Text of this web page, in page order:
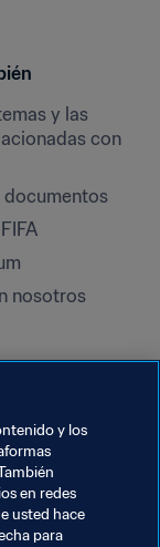
y las
con
documentos
nosotros
y los
en redes
usted hace
para